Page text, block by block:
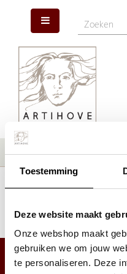
Toestemming
Deze website maakt
Onze webshop maakt
gebruiken we om jouw
te personaliseren. Deze
Het artikel dat u zoekt is
Klik hier om ons assortiment